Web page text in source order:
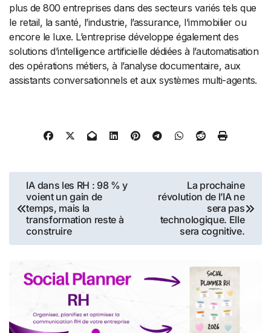
plus de 800 entreprises dans des secteurs variés tels que
le retail, la santé, l’industrie, l’assurance, l’immobilier ou
encore le luxe. L’entreprise développe également des
solutions d’intelligence artificielle dédiées à l’automatisation
des opérations métiers, à l’analyse documentaire, aux
assistants conversationnels et aux systèmes multi-agents.
Navigation
de
l’article
IA dans les RH : 98 % y
voient un gain de
temps, mais la
transformation reste à
construire
La prochaine
révolution de l’IA ne
sera pas
technologique. Elle
sera cognitive.